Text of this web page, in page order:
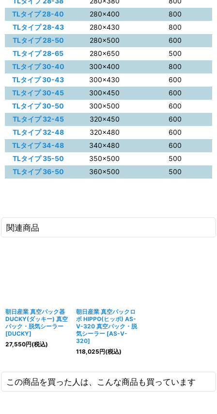
TLタイプ 28-40
280×400
800
TLタイプ 28-43
280×430
800
TLタイプ 28-50
280×500
600
TLタイプ 28-65
280×650
500
TLタイプ 30-40
300×400
800
TLタイプ 30-43
300×430
600
TLタイプ 30-45
300×450
600
TLタイプ 30-50
300×500
600
TLタイプ 32-45
320×450
600
TLタイプ 32-48
320×480
600
TLタイプ 34-48
340×480
600
TLタイプ 35-50
350×500
500
TLタイプ 36-50
360×500 500
関連商品
朝日産業 真空パック器
DUCKY(ダッキー) 真空
パック・脱気シーラー
[DUCKY]
27,550円(税込)
朝日産業 真空パックロ
ボ HIPPO(ヒッポ) AS-
V-320 真空パック・脱
気シーラー [AS-V-
320]
118,025円(税込)
この商品を買った人は、こんな商品も買っています